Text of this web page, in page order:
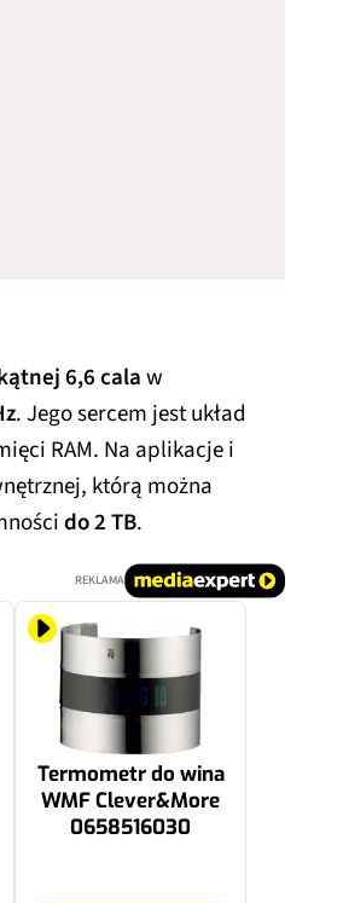
6,6 calaw
. Jego sercem jest układ
RAM. Na aplikacje i
którą można
do 2 TB.
REKLAMA
Termometr do wina
WMF Clever&More
0658516030